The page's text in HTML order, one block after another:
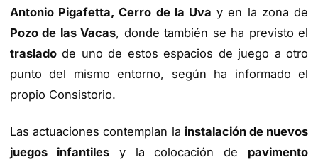
Antonio Pigafetta, Cerro de la Uva y en la zona de
Pozo de las Vacas, donde también se ha previsto el
traslado de uno de estos espacios de juego a otro
punto del mismo entorno, según ha informado el
propio Consistorio.
Las actuaciones contemplan la instalación de nuevos
juegos infantilesy la colocación de pavimento